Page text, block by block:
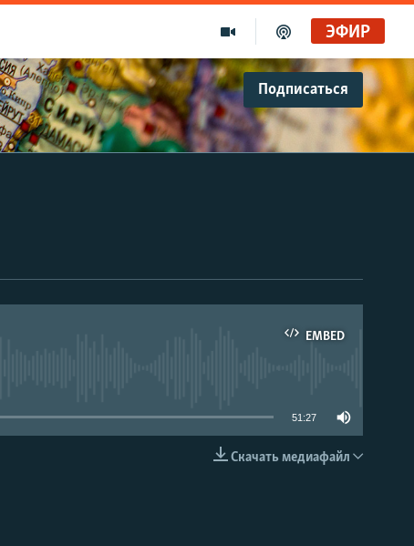
ЭФИР
Подписаться
EMBED
EMBED
51:27
Скачать медиафайл